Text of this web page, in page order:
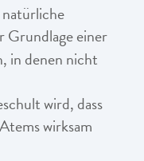
Grundlage einer
in denen nicht
wird, dass
wirksam